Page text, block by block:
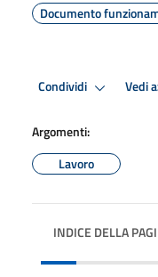
Documento
Condividi Vedi
Argomenti:
Lavoro
INDICE DELLA